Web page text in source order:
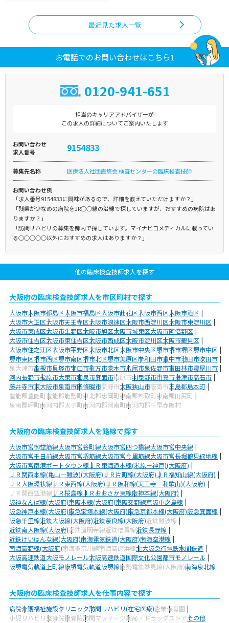
最近見た求人一覧
お電話でのお問い合わせはこちら1
0120-941-651
担当のキャリアアドバイザーが
この求人の詳細についてご案内いたします
お問い合わせ
求人番号
9154833
募集先名称 医療法人社団直悠会 検査センターの臨床検査技師
お問い合わせ例
「求人番号9154833に興味があるので、詳細を教えていただけますか？」
「残業が少なめの病院をJR○○線の沿線で探していますが、おすすめの病院はあ
りますか？」
「訪問リハビリの募集を都内で探しています。マイナビコメディカルに載ってい
る○○○○○以外におすすめの求人はありますか？」
他の臨床検査技師求人を探す
大阪府の臨床検査技師求人を市区町村で探す
大阪市大阪市都島区大阪市福島区大阪市此花区大阪市西区大阪市港区
大阪市大正区大阪市天王寺区大阪市浪速区大阪市西淀川区大阪市東淀川区
大阪市東成区大阪市生野区大阪市旭区大阪市城東区大阪市阿倍野区
大阪市住吉区大阪市東住吉区大阪市西成区大阪市淀川区大阪市鶴見区
大阪市住之江区大阪市平野区大阪市北区大阪市中央区堺市堺市堺区堺市中区
堺市東区堺市西区堺市南区堺市北区堺市美原区岸和田市豊中市池田市吹田市
泉大津市高槻市貝塚市守口市枚方市茨木市八尾市泉佐野市富田林市寝屋川市
河内長野市松原市大東市和泉市箕面市柏原市羽曳野市門真市摂津市高石市
藤井寺市東大阪市泉南市四條畷市交野市大阪狭山市阪南市三島郡島本町
豊能郡豊能町豊能郡能勢町泉北郡忠岡町泉南郡熊取町泉南郡田尻町
泉南郡岬町南河内郡太子町南河内郡河南町南河内郡千早赤阪村
大阪府の臨床検査技師求人を路線で探す
大阪市営御堂筋線大阪市営谷町線大阪市営四つ橋線大阪市営中央線
大阪市営千日前線大阪市営堺筋線大阪市営今里筋線大阪市営長堀鶴見緑地線
大阪市営南港ポートタウン線ＪＲ東海道本線(米原－神戸)(大阪府)
ＪＲ関西本線(亀山－難波)(大阪府)ＪＲ片町線(大阪府)ＪＲ福知山線(大阪府)
ＪＲ大阪環状線ＪＲ東西線(大阪府)ＪＲ阪和線(天王寺－和歌山)(大阪府)
ＪＲ関西空港線ＪＲ桜島線ＪＲおおさか東線阪神本線(大阪府)
阪神なんば線(大阪府)京阪本線(大阪府)京阪交野線京阪中之島線
阪急神戸本線(大阪府)阪急宝塚本線(大阪府)阪急京都本線(大阪府)阪急箕面線
阪急千里線近鉄大阪線(大阪府)近鉄奈良線(大阪府)近鉄難波線
近鉄南大阪線(大阪府)近鉄道明寺線近鉄信貴線近鉄長野線
近鉄けいはんな線(大阪府)南海電気鉄道(大阪府)南海空港線
南海高野線(大阪府)南海多奈川線南海高師浜線北大阪急行電鉄水間鉄道
大阪高速鉄道大阪モノレール大阪高速鉄道国際文化公園都市モノレール
阪堺電気軌道上町線阪堺電気軌道阪堺線能勢電鉄妙見線(大阪府)南海泉北線
大阪府の臨床検査技師求人を仕事内容で探す
病院介護福祉施設クリニック訪問リハビリ(在宅医療)企業保育園
小児リハビリ整骨院接骨院訪問マッサージ薬局・ドラッグストアその他